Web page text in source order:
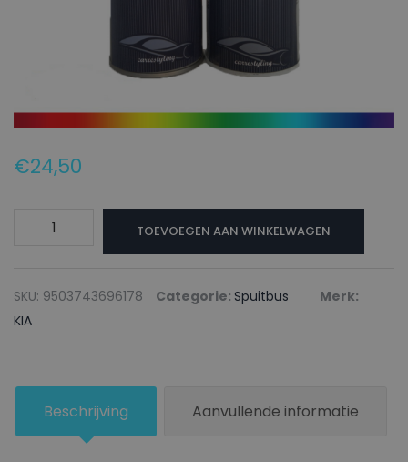
€24,50
Blanke
lak
16812
PLATA
TITANIUM
TOEVOEGEN AAN WINKELWAGEN
SKU: 9503743696178 Categorie: Spuitbus
Merk:
KIA
Beschrijving Aanvullende informatie